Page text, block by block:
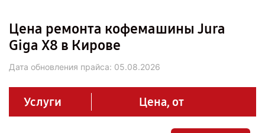
Цена ремонта кофемашины Jura
Giga X8 в Кирове
Дата обновления прайса: 05.08.2026
Услуги Цена, от